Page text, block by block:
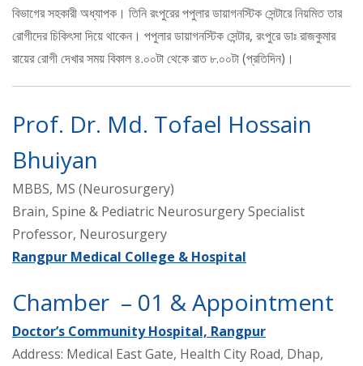
বিভাগের সহকারী অধ্যাপক। তিনি রংপুরের পপুলার ডায়াগনস্টিক সেন্টারে নিয়মিত তার
রোগীদের চিকিৎসা দিয়ে থাকেন। পপুলার ডায়াগনস্টিক সেন্টার, রংপুরে ডাঃ রাজকুমার
রায়ের রোগী দেখার সময় বিকাল ৪.০০টা থেকে রাত ৮.০০টা (প্রতিদিন)।
Prof. Dr. Md. Tofael Hossain
Bhuiyan
MBBS, MS (Neurosurgery)
Brain, Spine & Pediatric Neurosurgery Specialist
Professor, Neurosurgery
Rangpur Medical College & Hospital
Chamber – 01 & Appointment
Doctor’s Community Hospital, Rangpur
Address: Medical East Gate, Health City Road, Dhap,